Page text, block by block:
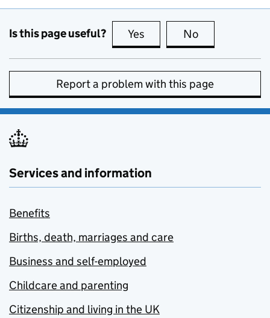
Is this page useful? Yes this page is useful
No
Report a problem with this page
Services and information
Benefits
Births, death, marriages and care
Business and self-employed
Childcare and parenting
Citizenship and living in the UK